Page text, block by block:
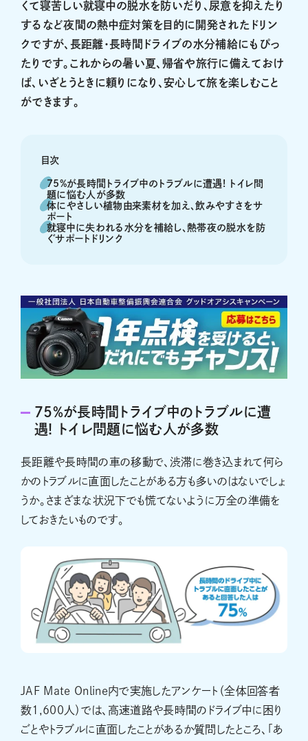
くて寝苦しい就寝中の脱水を防いだり、尿意を抑えたり
するなど夜間の熱中症対策を目的に開発されたドリン
クですが、長距離・長時間ドライブの水分補給にもぴっ
たりです。これからの暑い夏、帰省や旅行に備えておけ
ば、いざとうときに頼りになり、安心して旅を楽しむこと
ができます。
目次
75%が長時間トライブ中のトラブルに遭遇! トイレ問
題に悩む人が多数
体にやさしい植物由来素材を加え、飲みやすさをサ
ポート
就寝中に失われる水分を補給し、熱帯夜の脱水を防
ぐサポートドリンク
75%が長時間トライブ中のトラブルに遭
遇! トイレ問題に悩む人が多数
長距離や長時間の車の移動で、渋滞に巻き込まれて何ら
かのトラブルに直面したことがある方も多いのはないでしょ
うか。さまざまな状況下でも慌てないように万全の準備を
しておきたいものです。
JAF Mate Online内で実施したアンケート（全体回答者
数1,600人）では、高速道路や長時間のドライブ中に困り
ごとやトラブルに直面したことがあるか質問したところ、「あ